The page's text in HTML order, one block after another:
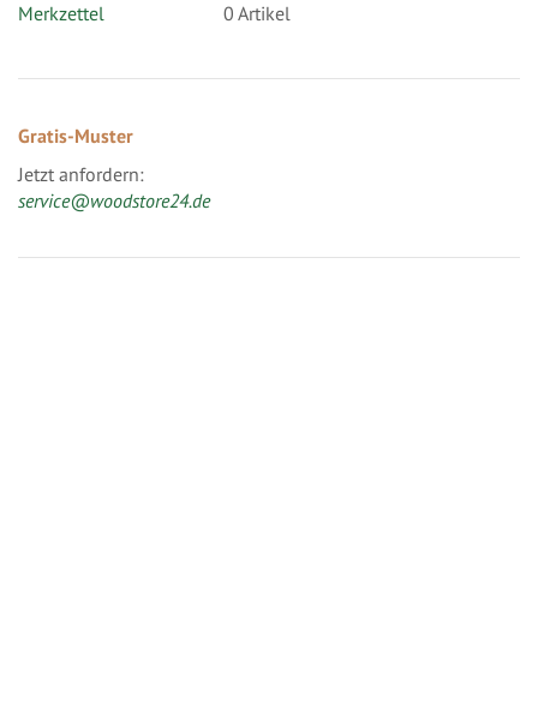
Merkzettel
0 Artikel
Gratis-Muster
Jetzt anfordern:
service@woodstore24.de